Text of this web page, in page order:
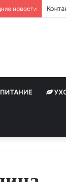
новости